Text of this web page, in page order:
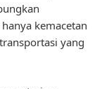
kemacetan
yang